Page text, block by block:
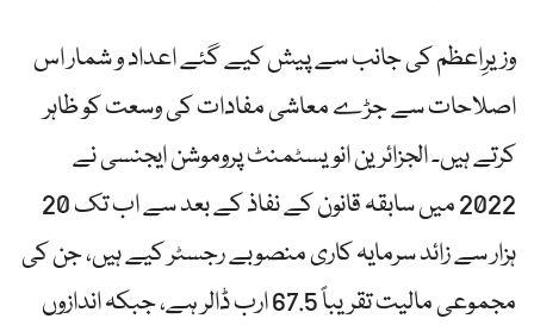
وزیرِاعظم کی جانب سے پیش کیے گئے اعداد و شمار اس
اصلاحات سے جڑے معاشی مفادات کی وسعت کو ظاہر
کرتے ہیں۔ الجزائرین انویسٹمنٹ پروموشن ایجنسی نے
2022 میں سابقہ قانون کے نفاذ کے بعد سے اب تک 20
ہزار سے زائد سرمایہ کاری منصوبے رجسٹر کیے ہیں، جن کی
مجموعی مالیت تقریباً 67.5 ارب ڈالر ہے، جبکہ اندازوں